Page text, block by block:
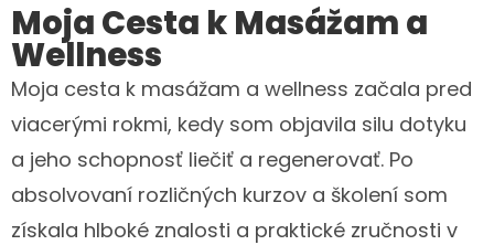
Moja Cesta k Masážam a
Wellness
Moja cesta k masážam a wellness začala pred
viacerými rokmi, kedy som objavila silu dotyku
a jeho schopnosť liečiť a regenerovať. Po
absolvovaní rozličných kurzov a školení som
získala hlboké znalosti a praktické zručnosti v